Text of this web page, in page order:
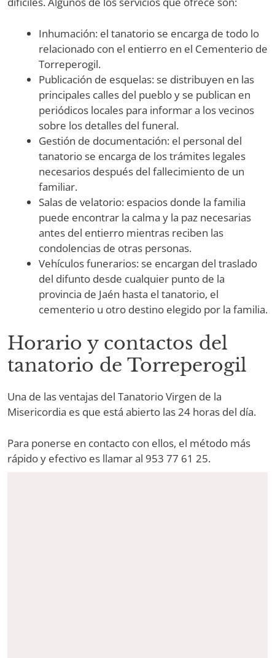
Inhumación: el tanatorio se encarga de todo lo
relacionado con el entierro en el Cementerio de
Torreperogil.
Publicación de esquelas: se distribuyen en las
principales calles del pueblo y se publican en
periódicos locales para informar a los vecinos
sobre los detalles del funeral.
Gestión de documentación: el personal del
tanatorio se encarga de los trámites legales
necesarios después del fallecimiento de un
familiar.
Salas de velatorio: espacios donde la familia
puede encontrar la calma y la paz necesarias
antes del entierro mientras reciben las
condolencias de otras personas.
Vehículos funerarios: se encargan del traslado
del difunto desde cualquier punto de la
provincia de Jaén hasta el tanatorio, el
cementerio u otro destino elegido por la familia.
Horario y contactos del
tanatorio de Torreperogil
Una de las ventajas del Tanatorio Virgen de la
Misericordia es que está abierto las 24 horas del día.
Para ponerse en contacto con ellos, el método más
rápido y efectivo es llamar al 953 77 61 25.